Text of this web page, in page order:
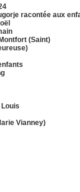
racontée aux
(Saint)
Vianney)